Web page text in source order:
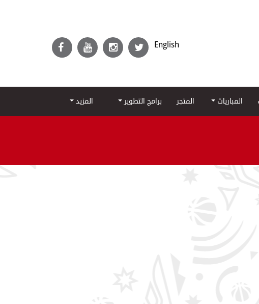
English
المباريات المتجر برامج التطوير المزيد